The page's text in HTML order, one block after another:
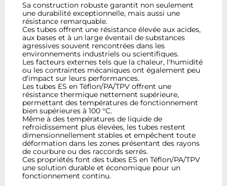
Sa construction robuste garantit non seulement
une durabilité exceptionnelle, mais aussi une
résistance remarquable.
Ces tubes offrent une résistance élevée aux acides,
aux bases et à un large éventail de substances
agressives souvent rencontrées dans les
environnements industriels ou scientifiques.
Les facteurs externes tels que la chaleur, l'humidité
ou les contraintes mécaniques ont également peu
d'impact sur leurs performances.
Les tubes ES en Téflon/PA/TPV offrent une
résistance thermique nettement supérieure,
permettant des températures de fonctionnement
bien supérieures à 100 °C.
Même à des températures de liquide de
refroidissement plus élevées, les tubes restent
dimensionnellement stables et empêchent toute
déformation dans les zones présentant des rayons
de courbure ou des raccords serrés.
Ces propriétés font des tubes ES en Téflon/PA/TPV
une solution durable et économique pour un
fonctionnement continu.